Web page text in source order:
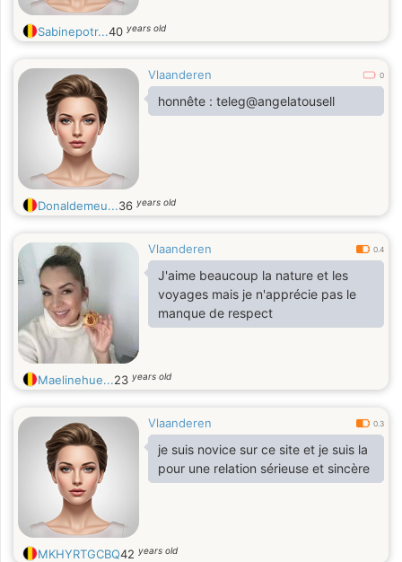
Sabinepotr...40 years old
Vlaanderen 0
honnête : teleg@angelatousell
Donaldemeu...36 years old
Vlaanderen 0.4
J'aime beaucoup la nature et les
voyages mais je n'apprécie pas le
manque de respect
Maelinehue...23 years old
Vlaanderen 0.3
je suis novice sur ce site et je suis la
pour une relation sérieuse et sincère
MKHYRTGCBQ42 years old